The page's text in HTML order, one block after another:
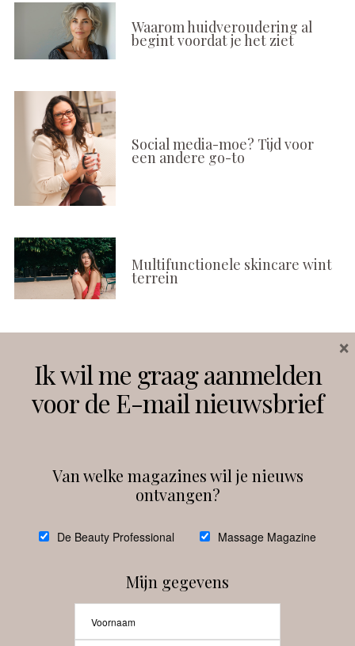
Waarom huidveroudering al
begint voordat je het ziet
Social media-moe? Tijd voor
een andere go-to
Multifunctionele skincare wint
terrein
Instagram Facebook
debeautyprofessional
Ik wil me graag aanmelden
voor de E-mail nieuwsbrief
Van welke magazines wil je nieuws
ontvangen?
De Beauty Professional Massage Magazine
Mijn gegevens
×